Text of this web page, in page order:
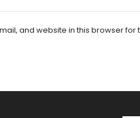
and website in this browser for